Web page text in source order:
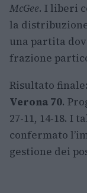
McGee. I liberi
la
una partita
frazione
Risultato finale:
Verona 70.
27-11, 14-18. I
confermato
gestione dei